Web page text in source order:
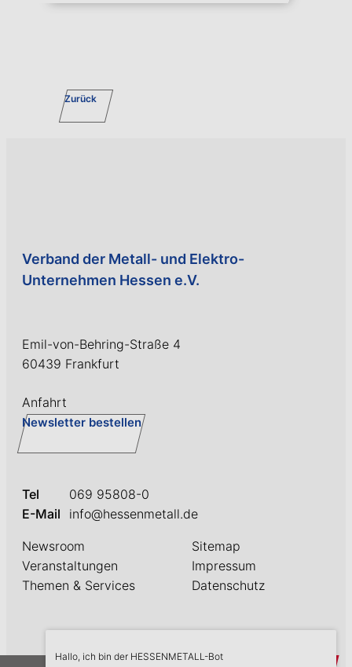
Zurück
Verband der Metall- und Elektro-
Unternehmen Hessen e.V.
Emil-von-Behring-Straße 4
60439 Frankfurt
Anfahrt
Newsletter bestellen
Tel
069 95808-0
E-Mail
info@hessenmetall.de
Newsroom
Veranstaltungen
Themen & Services
Sitemap
Impressum
Datenschutz
Hallo, ich bin der HESSENMETALL-Bot